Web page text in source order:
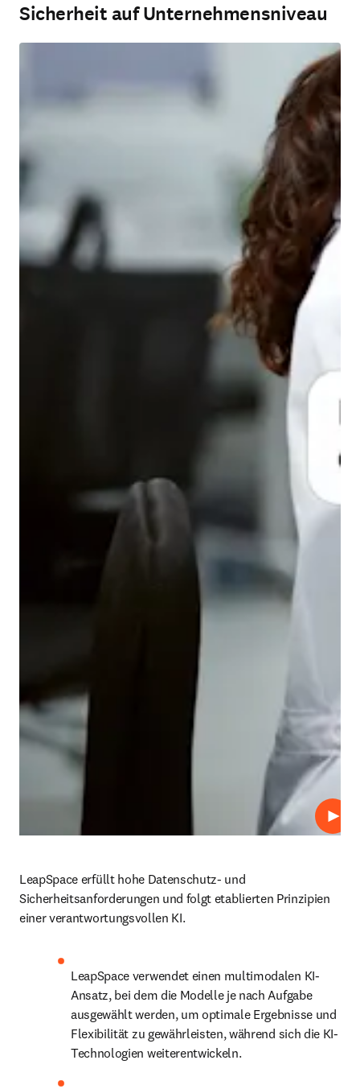
Sicherheit auf Unternehmensniveau
LeapSpace erfüllt hohe Datenschutz- und
Sicherheitsanforderungen und folgt etablierten Prinzipien
einer verantwortungsvollen KI.
LeapSpace verwendet einen multimodalen KI-
Ansatz, bei dem die Modelle je nach Aufgabe
ausgewählt werden, um optimale Ergebnisse und
Flexibilität zu gewährleisten, während sich die KI-
Technologien weiterentwickeln.